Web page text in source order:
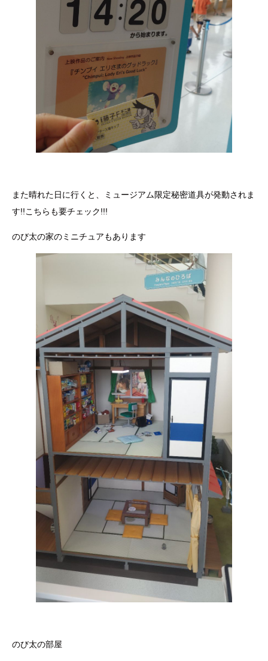
また晴れた日に行くと、ミュージアム限定秘密道具が発動されま
す!!こちらも要チェック!!!
のび太の家のミニチュアもあります
のび太の部屋